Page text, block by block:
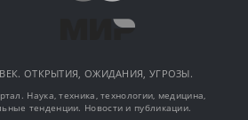
ВЕК. ОТКРЫТИЯ, ОЖИДАНИЯ, УГРОЗЫ.
Наука, техника, технологии, медицина,
тенденции. Новости и публикации.